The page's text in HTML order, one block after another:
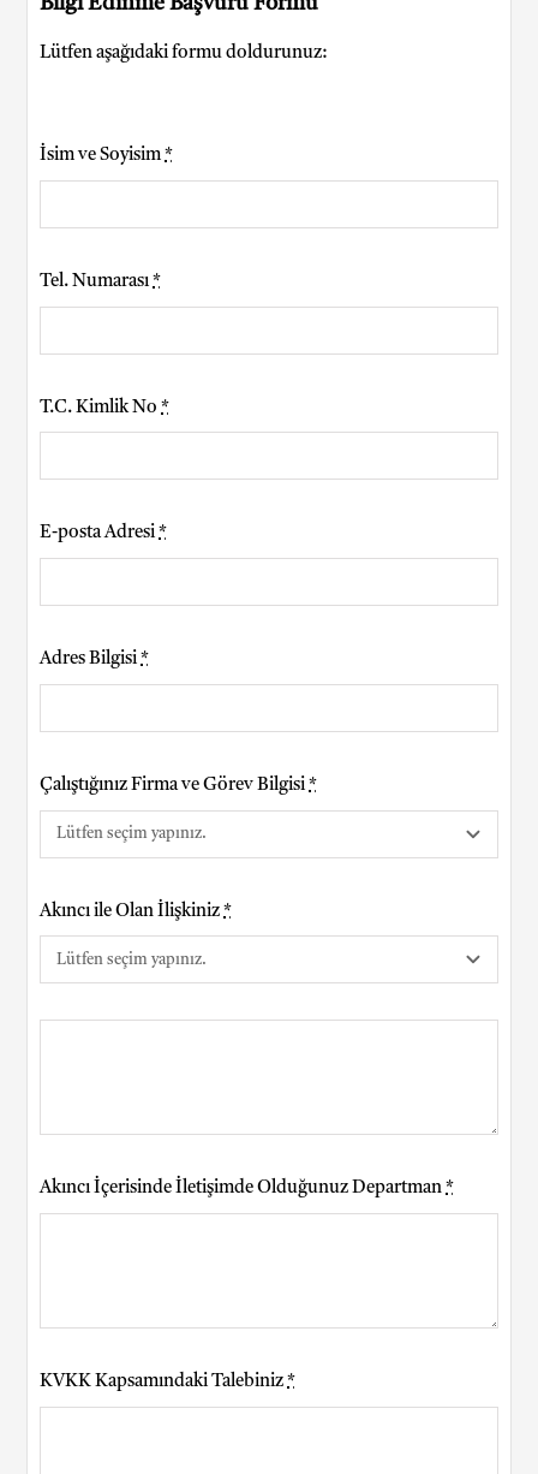
Lütfen aşağıdaki formu doldurunuz:
İsim ve Soyisim*
Tel. Numarası*
T.C. Kimlik No*
E-posta Adresi*
Adres Bilgisi*
Çalıştığınız Firma ve Görev Bilgisi*
Akıncı ile Olan İlişkiniz*
Akıncı İçerisinde İletişimde Olduğunuz Departman*
KVKK Kapsamındaki Talebiniz*